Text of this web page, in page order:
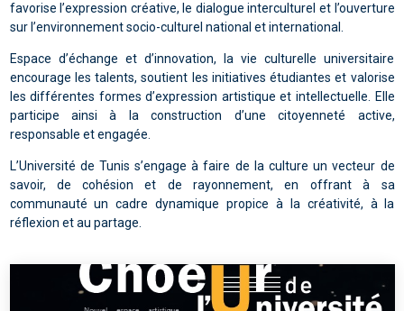
favorise l’expression créative, le dialogue interculturel et l’ouverture
sur l’environnement socio-culturel national et international.
Espace d’échange et d’innovation, la vie culturelle universitaire
encourage les talents, soutient les initiatives étudiantes et valorise
les différentes formes d’expression artistique et intellectuelle. Elle
participe ainsi à la construction d’une citoyenneté active,
responsable et engagée.
L’Université de Tunis s’engage à faire de la culture un vecteur de
savoir, de cohésion et de rayonnement, en offrant à sa
communauté un cadre dynamique propice à la créativité, à la
réflexion et au partage.